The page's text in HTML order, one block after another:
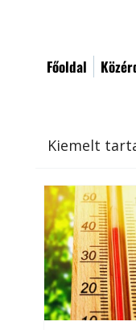
Főoldal
Kiemelt